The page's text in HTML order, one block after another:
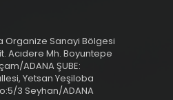
Organize Sanayi Bölgesi
Acıdere Mh. Boyuntepe
ADANA ŞUBE:
Yetsan Yeşiloba
3 Seyhan/ADANA